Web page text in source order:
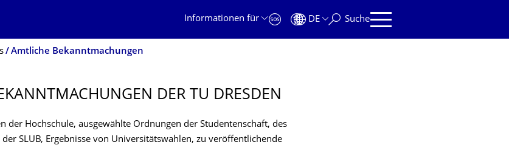
Informationen für
DE Suche
Amtliche Bekanntmachungen
DER TU DRESDEN
der Hochschule, ausgewählte Ordnungen der Studentenschaft, des
SLUB, Ergebnisse von Universitätswahlen, zu veröffentlichende